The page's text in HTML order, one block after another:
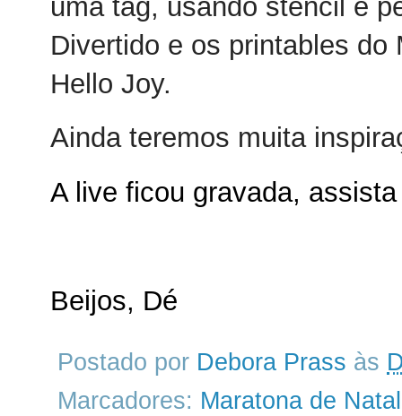
uma tag, usando stencil e
Divertido e os printables
Hello Joy.
Ainda teremos muita
A live ficou gravada,
Beijos, Dé
Postado por Debora Prass às
Marcadores: Maratona de